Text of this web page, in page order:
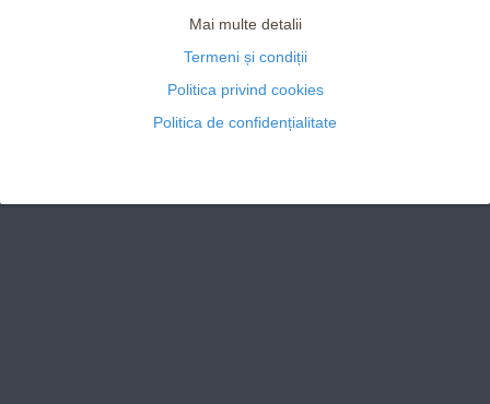
Mai multe detalii
Termeni și condiții
Politica privind cookies
Politica de confidențialitate